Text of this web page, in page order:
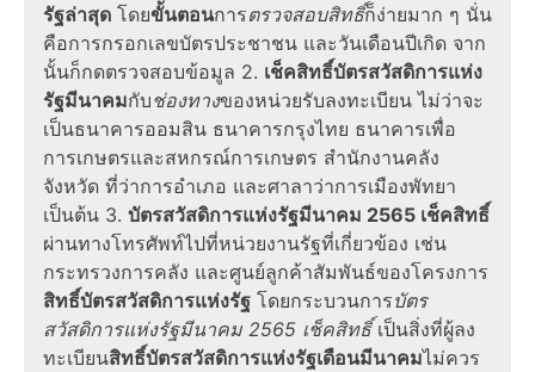
รัฐล่าสุด โดยขั้นตอนการตรวจสอบสิทธิ์ก็ง่ายมาก ๆ นั่น
คือการกรอกเลขบัตรประชาชน และวันเดือนปีเกิด จาก
นั้นก็กดตรวจสอบข้อมูล 2. เช็คสิทธิ์บัตรสวัสดิการแห่ง
รัฐมีนาคมกับช่องทางของหน่วยรับลงทะเบียน ไม่ว่าจะ
เป็นธนาคารออมสิน ธนาคารกรุงไทย ธนาคารเพื่อ
การเกษตรและสหกรณ์การเกษตร สำนักงานคลัง
จังหวัด ที่ว่าการอำเภอ และศาลาว่าการเมืองพัทยา
เป็นต้น 3. บัตรสวัสดิการแห่งรัฐมีนาคม 2565 เช็คสิทธิ์
ผ่านทางโทรศัพท์ไปที่หน่วยงานรัฐที่เกี่ยวข้อง เช่น
กระทรวงการคลัง และศูนย์ลูกค้าสัมพันธ์ของโครงการ
สิทธิ์บัตรสวัสดิการแห่งรัฐ โดยกระบวนการบัตร
สวัสดิการแห่งรัฐมีนาคม 2565 เช็คสิทธิ์เป็นสิ่งที่ผู้ลง
ทะเบียนสิทธิ์บัตรสวัสดิการแห่งรัฐเดือนมีนาคมไม่ควร